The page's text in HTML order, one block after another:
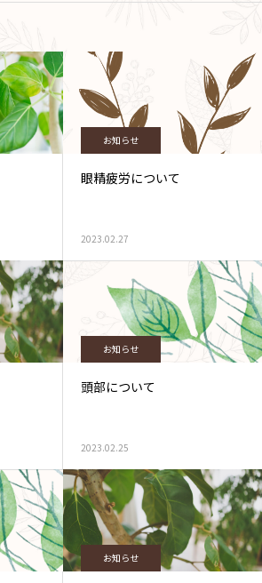
お知らせ
眼精疲労について
2023.02.27
お知らせ
頭部について
2023.02.25
お知らせ